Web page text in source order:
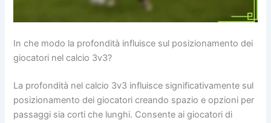
In che modo la profondità influisce sul posizionamento dei
giocatori nel calcio 3v3?
La profondità nel calcio 3v3 influisce significativamente sul
posizionamento dei giocatori creando spazio e opzioni per
passaggi sia corti che lunghi. Consente ai giocatori di